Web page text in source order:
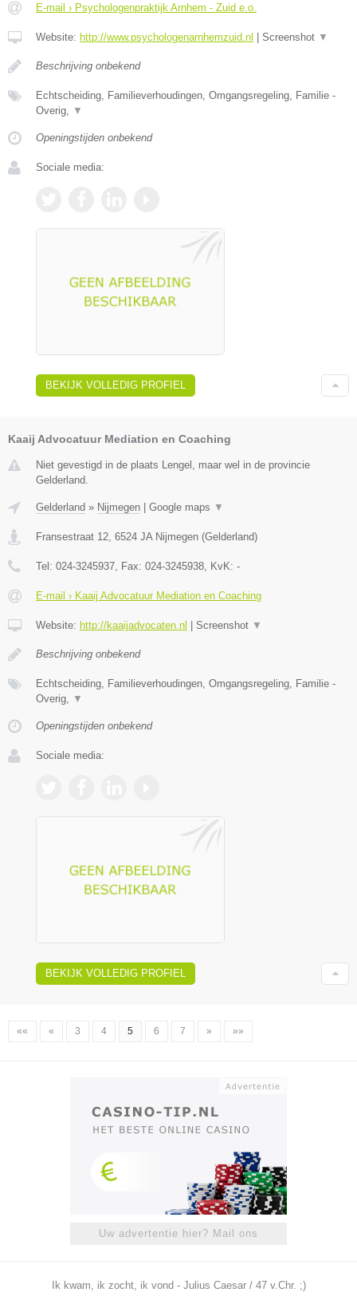
E-mail › Psychologenpraktijk Arnhem - Zuid e.o.
Website: http://www.psychologenarnhemzuid.nl Screenshot ▼
Beschrijving onbekend
Echtscheiding, Familieverhoudingen, Omgangsregeling, Familie -
Overig, ▼
Openingstijden onbekend
Sociale media:
BEKIJK VOLLEDIG PROFIEL
Kaaij Advocatuur Mediation en Coaching
Niet gevestigd in de plaats Lengel, maar wel in de provincie
Gelderland.
Gelderland » Nijmegen Google maps ▼
Fransestraat 12 6524 JA Nijmegen (Gelderland)
Tel: 024-3245937 , Fax: 024-3245938 , KvK: -
E-mail › Kaaij Advocatuur Mediation en Coaching
Website: http://kaaijadvocaten.nl Screenshot ▼
Beschrijving onbekend
Echtscheiding, Familieverhoudingen, Omgangsregeling, Familie -
Overig,
▼
Openingstijden onbekend
Sociale media:
BEKIJK VOLLEDIG PROFIEL
«« « 3 4 5 6 7 » »»
Uw advertentie hier? Mail ons
Ik kwam, ik zocht, ik vond - Julius Caesar / 47 v.Chr. ;)